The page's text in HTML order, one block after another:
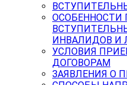
ОСОБЕННОСТИ
ИНВАЛИДОВ И
УСЛОВИЯ
ДОГОВОРАМ
ЗАЯВЛЕНИЯ О